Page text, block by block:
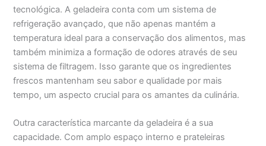
tecnológica. A geladeira conta com um sistema de
refrigeração avançado, que não apenas mantém a
temperatura ideal para a conservação dos alimentos, mas
também minimiza a formação de odores através de seu
sistema de filtragem. Isso garante que os ingredientes
frescos mantenham seu sabor e qualidade por mais
tempo, um aspecto crucial para os amantes da culinária.
Outra característica marcante da geladeira é a sua
capacidade. Com amplo espaço interno e prateleiras